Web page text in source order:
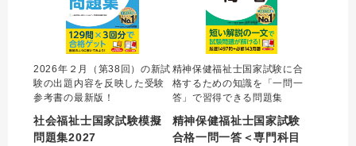
2026年２月（第38回）の新試
験の出題内容を反映した受験
参考書の最新版！
社会福祉士国家試験模擬
問題集2027
精神保健福祉士国家試験に合
格するための知識を「一問一
答」で習得できる問題集
精神保健福祉士国家試験
合格一問一答＜専門科目